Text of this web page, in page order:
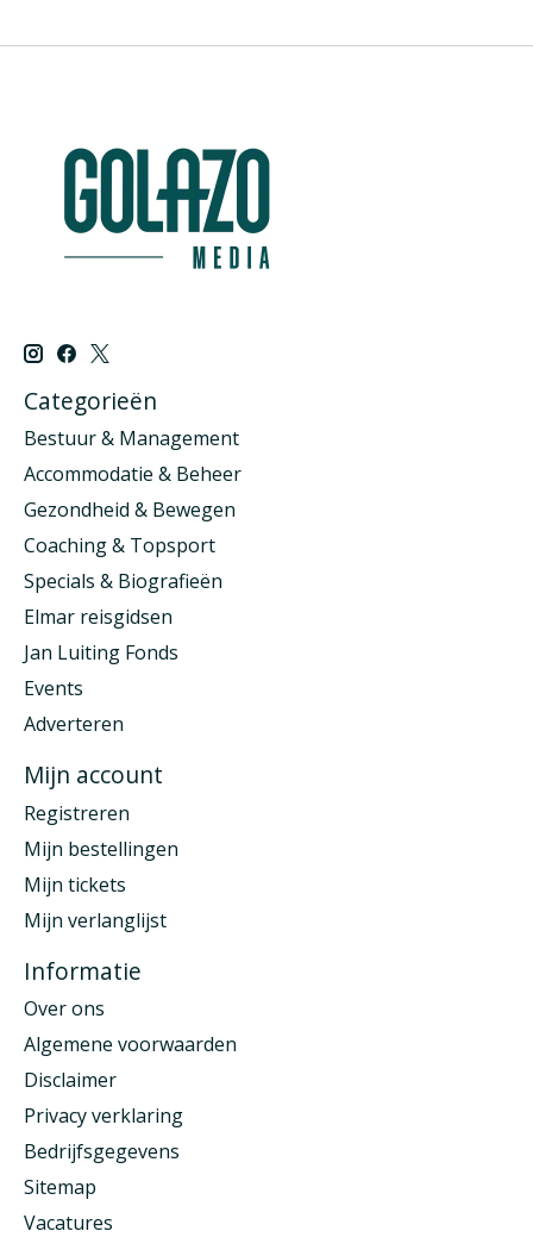
Categorieën
Bestuur & Management
Accommodatie & Beheer
Gezondheid & Bewegen
Coaching & Topsport
Specials & Biografieën
Elmar reisgidsen
Jan Luiting Fonds
Events
Adverteren
Mijn account
Registreren
Mijn bestellingen
Mijn tickets
Mijn verlanglijst
Informatie
Over ons
Algemene voorwaarden
Disclaimer
Privacy verklaring
Bedrijfsgegevens
Sitemap
Vacatures